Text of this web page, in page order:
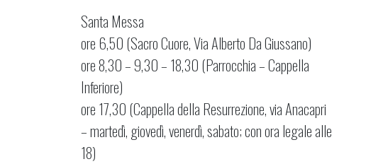
Santa Messa
ore 6,50 (Sacro Cuore, Via Alberto Da Giussano)
ore 8,30 – 9,30 – 18,30 (Parrocchia – Cappella
Inferiore)
ore 17,30 (Cappella della Resurrezione, via Anacapri
– martedì, giovedì, venerdì, sabato; con ora legale alle
18)